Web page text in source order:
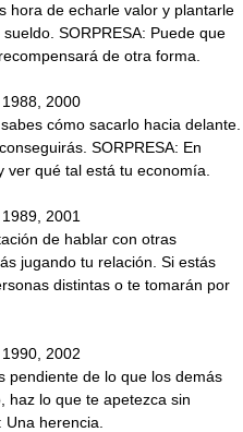
hora de echarle valor y plantarle
SORPRESA: Puede que
de otra forma.
2000
cómo sacarlo hacia delante.
SORPRESA: En
qué tal está tu economía.
2001
de hablar con otras
jugando tu relación. Si estás
distintas o te tomarán por
2002
pendiente de lo que los demás
haz lo que te apetezca sin
herencia.